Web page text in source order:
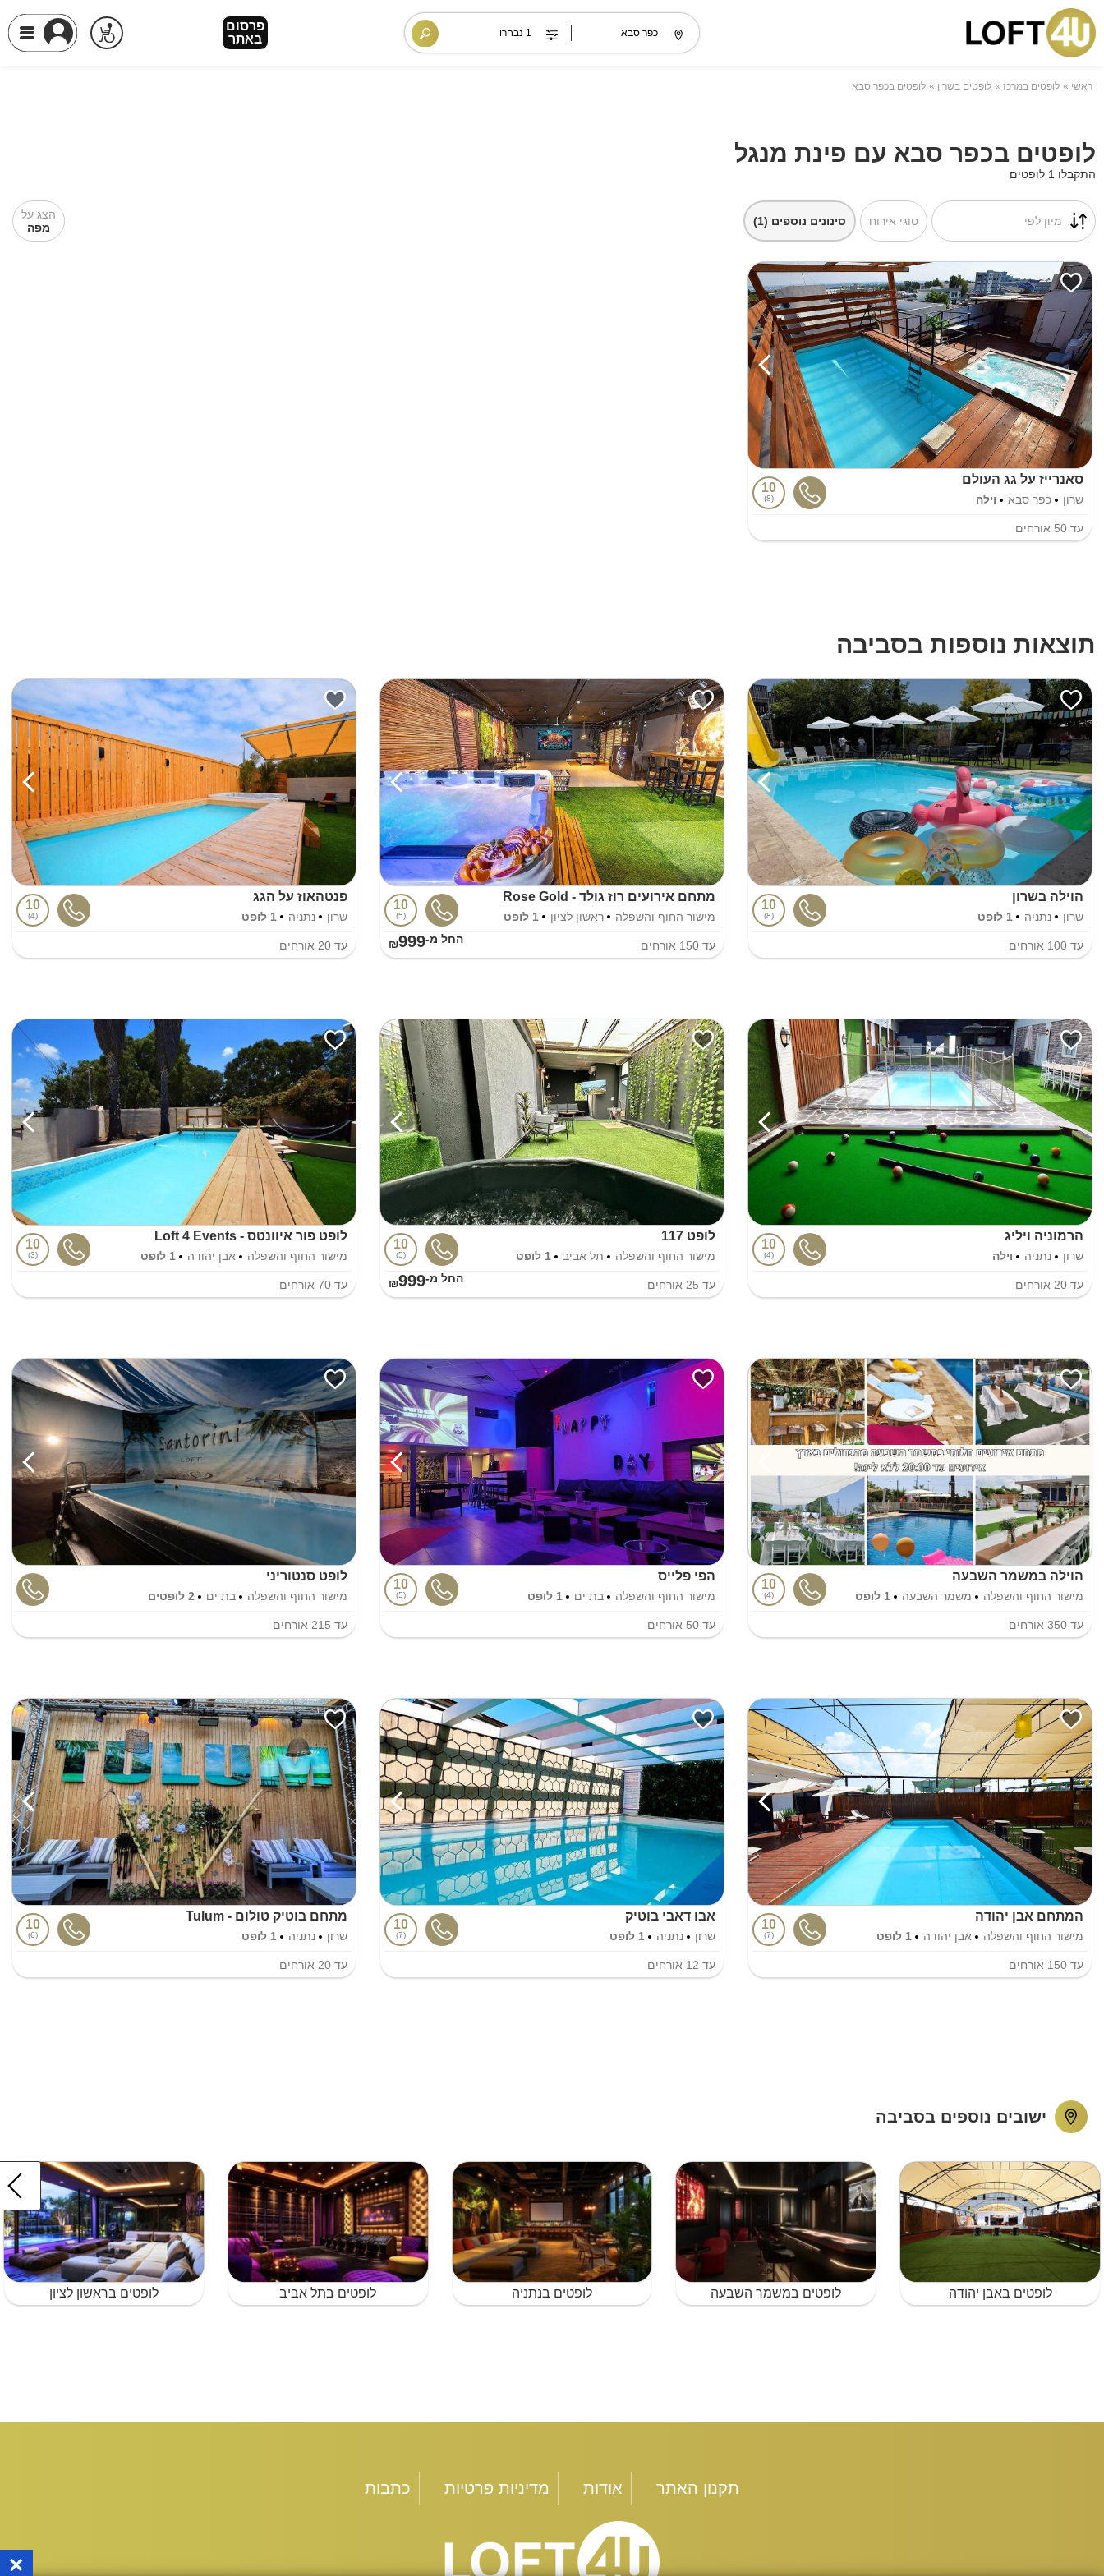
פרסום
באתר
ראשי לופטים במרכז לופטים בשרון לופטים בכפר סבא
לופטים בכפר סבא עם פינת מנגל
התקבלו 1 לופטים
מיון לפי
הצג על
מפה
סוגי אירוח סינונים נוספים (1)
סאנרייז על גג העולם
שרון כפר סבא וילה
10
8
עד 50 אורחים
תוצאות נוספות בסביבה
הוילה בשרון
שרון נתניה 1 לופט
10
8
עד 100 אורחים
מתחם אירועים רוז גולד - Rose Gold
מישור החוף והשפלה ראשון לציון 1 לופט
10
5
עד 150 אורחים החל מ-₪999
פנטהאוז על הגג
שרון נתניה 1 לופט
10
4
עד 20 אורחים
הרמוניה ויליג
שרון נתניה וילה
10
4
עד 20 אורחים
לופט 117
מישור החוף והשפלה תל אביב 1 לופט
10
5
עד 25אורחים החל מ-₪999
לופט פור איוונטס - Loft 4 Events
מישור החוף והשפלה אבן יהודה 1 לופט
10
3
עד 70אורחים
הוילה במשמר השבעה
מישור החוף והשפלה משמר השבעה 1 לופט
10
4
עד 350 אורחים
הפי פלייס
מישור החוף והשפלה בת ים 1 לופט
10
5
עד 50 אורחים
לופט סנטוריני
מישור החוף והשפלה בת ים 2 לופטים
עד 215 אורחים
המתחם אבן יהודה
מישור החוף והשפלה אבן יהודה 1 לופט
10
7
עד 150 אורחים
אבו דאבי בוטיק
שרון נתניה 1 לופט
10
7
עד 12 אורחים
מתחם בוטיק טולום - Tulum
שרון נתניה 1 לופט
10
6
עד 20 אורחים
ישובים נוספים בסביבה
לופטים באבן יהודה לופטים במשמר השבעה לופטים בנתניה לופטים בתל אביב לופטים בראשון לציון
תקנון האתר אודות מדיניות פרטיות כתבות
×